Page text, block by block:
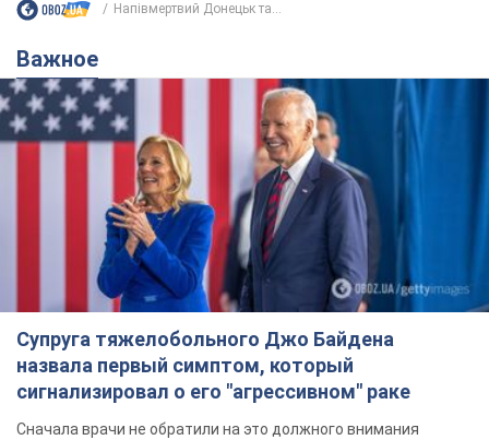
Напівмертвий Донецьк та...
Важное
Супруга тяжелобольного Джо Байдена
назвала первый симптом, который
сигнализировал о его "агрессивном" раке
Сначала врачи не обратили на это должного внимания